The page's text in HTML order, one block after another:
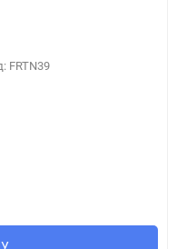
FRTN39